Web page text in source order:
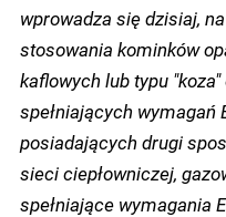
wprowadza się dzisiaj,
stosowania kominków
kaflowych lub typu
spełniających wymagań
posiadających drugi
sieci ciepłowniczej,
spełniające wymagania